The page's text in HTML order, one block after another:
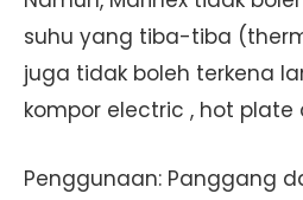
suhu yang tiba-tiba
juga tidak boleh terkena
kompor electric , hot plate
Penggunaan: Panggang